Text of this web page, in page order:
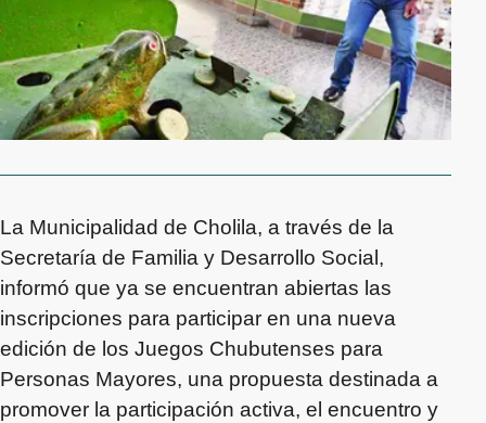
La Municipalidad de Cholila, a través de la
Secretaría de Familia y Desarrollo Social,
informó que ya se encuentran abiertas las
inscripciones para participar en una nueva
edición de los Juegos Chubutenses para
Personas Mayores, una propuesta destinada a
promover la participación activa, el encuentro y